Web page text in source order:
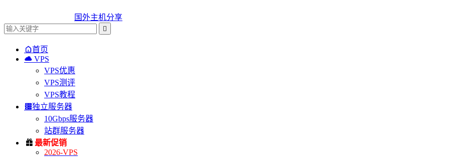
国外主机分享

首页
 VPS
VPS优惠
VPS测评
VPS教程
独立服务器
10Gbps服务器
站群服务器
 最新促销
2026-VPS